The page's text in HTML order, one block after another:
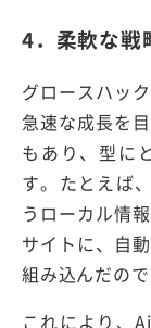
4．柔軟な戦
グロースハッ
急速な成長を
もあり、型に
す。たとえば
うローカル情
サイトに、自
組み込んだので
これにより、